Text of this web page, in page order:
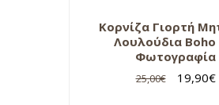
Κορνίζα Γιορτή
Λουλούδια
Φωτογραφία
25,00€ 19,90€